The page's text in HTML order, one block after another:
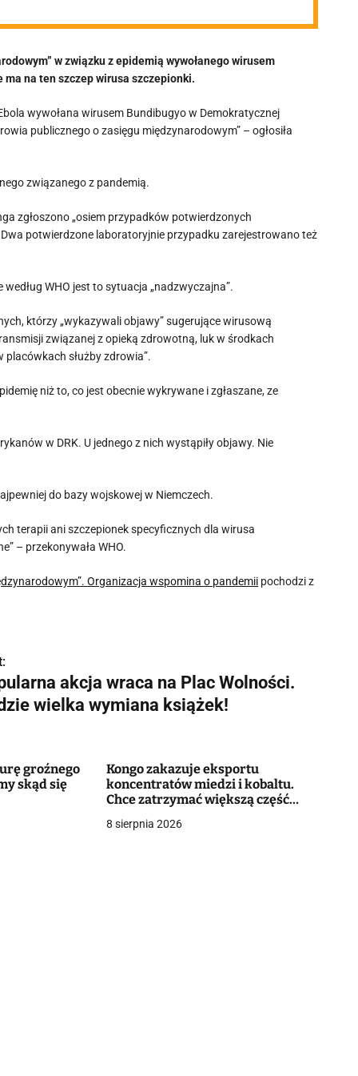
w związku z epidemią wywołanego wirusem
na ten szczep wirusa szczepionki.
wywołana wirusem Bundibugyo w Demokratycznej
publicznego o zasięgu międzynarodowym” – ogłosiła
związanego z pandemią.
zgłoszono „osiem przypadków potwierdzonych
potwierdzone laboratoryjnie przypadku zarejestrowano też
WHO jest to sytuacja „nadzwyczajna”.
którzy „wykazywali objawy” sugerujące wirusową
związanej z opieką zdrowotną, luk w środkach
służby zdrowia”.
niż to, co jest obecnie wykrywane i zgłaszane, ze
w DRK. U jednego z nich wystąpiły objawy. Nie
do bazy wojskowej w Niemczech.
terapii ani szczepionek specyficznych dla wirusa
– przekonywała WHO.
Organizacja wspomina o pandemii pochodzi z
akcja wraca na Plac Wolności.
wielka wymiana książek!
groźnego
skąd się
Kongo zakazuje eksportu
koncentratów miedzi i kobaltu.
Chce zatrzymać większą część
8 sierpnia 2026